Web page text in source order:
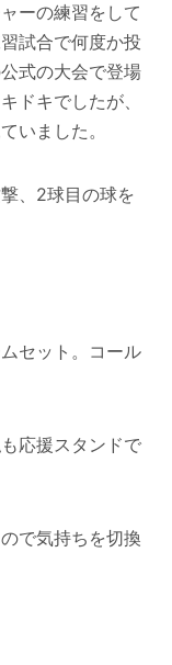
ーの練習をして
試合で何度か投
式の大会で登場
ドキでしたが、
いました。
、2球目の球を
セット。コール
応援スタンドで
で気持ちを切換